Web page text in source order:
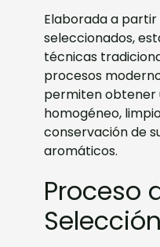
Elaborada a
seleccionados,
técnicas
procesos
permiten obtener
homogéneo,
conservación de
aromáticos.
Proceso
Selección